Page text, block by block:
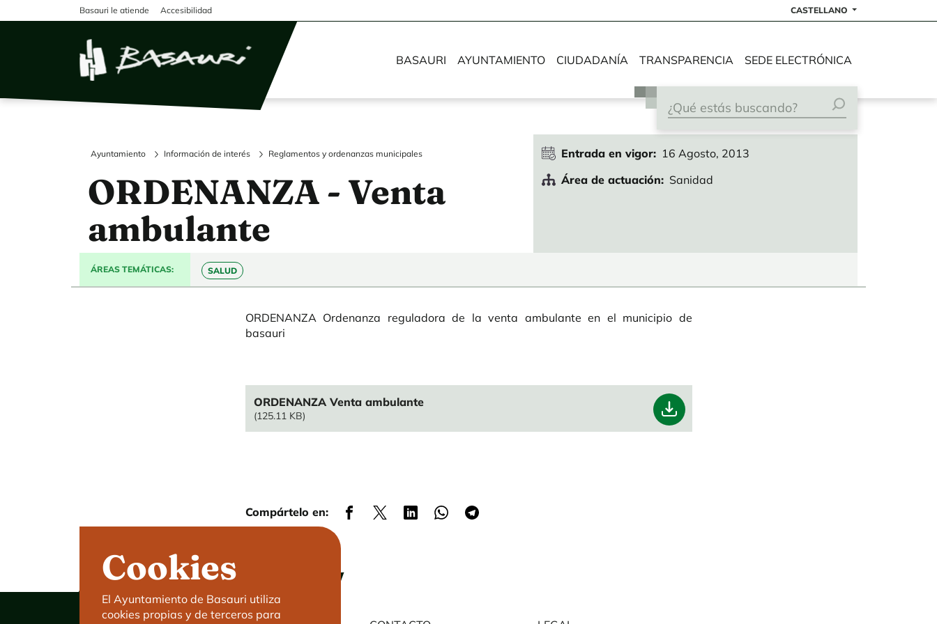
Pasar al contenido principal
Basauri le atiende Accesibilidad CASTELLANO
BASAURI AYUNTAMIENTO CIUDADANÍA TRANSPARENCIA SEDE ELECTRÓNICA
Ayuntamiento Información de interés Reglamentos y ordenanzas municipales
ORDENANZA - Venta
ambulante
Entrada en vigor
16 Agosto, 2013
Área de actuación
Sanidad
ÁREAS TEMÁTICAS SALUD
ORDENANZA Ordenanza reguladora de la venta ambulante en el municipio de
basauri
File
ORDENANZA Venta ambulante
(125.11 KB)
Compártelo en:
Cookies
El Ayuntamiento de Basauri utiliza
cookies propias y de terceros para